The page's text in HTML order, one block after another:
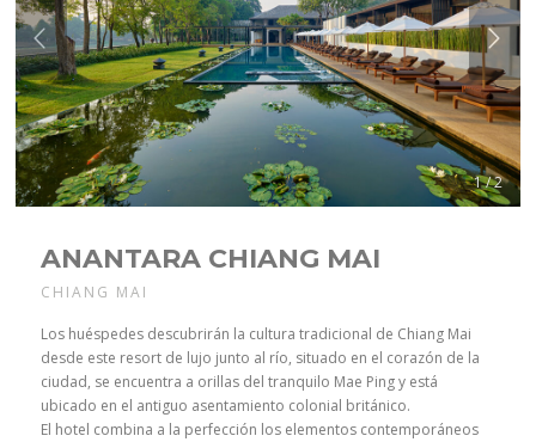
1 / 2
ANANTARA CHIANG MAI
CHIANG MAI
Los huéspedes descubrirán la cultura tradicional de Chiang Mai
desde este resort de lujo junto al río, situado en el corazón de la
ciudad, se encuentra a orillas del tranquilo Mae Ping y está
ubicado en el antiguo asentamiento colonial británico.
El hotel combina a la perfección los elementos contemporáneos